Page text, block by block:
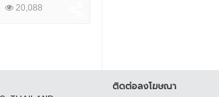
20,088
ติดต่อลงโฆษณา